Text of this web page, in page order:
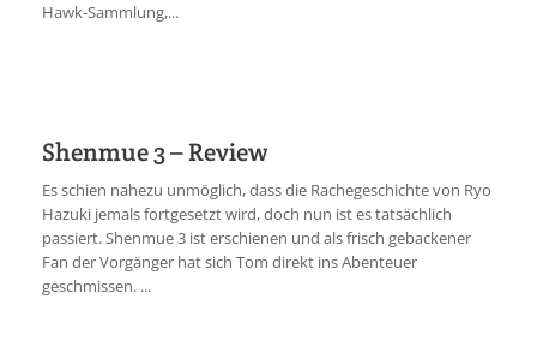
Hawk-Sammlung,...
Shenmue 3 – Review
Es schien nahezu unmöglich, dass die Rachegeschichte von Ryo
Hazuki jemals fortgesetzt wird, doch nun ist es tatsächlich
passiert. Shenmue 3 ist erschienen und als frisch gebackener
Fan der Vorgänger hat sich Tom direkt ins Abenteuer
geschmissen. ...